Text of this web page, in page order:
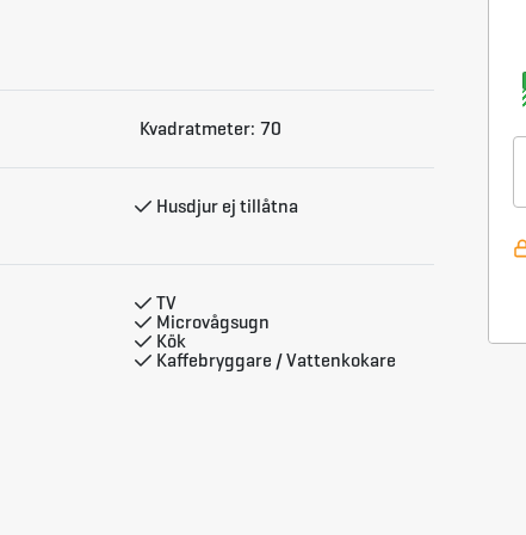
väljer hur länge ni vill ladda er el-bil eller
Kvadratmeter: 70
Husdjur ej tillåtna
TV
Microvågsugn
Kök
Kaffebryggare / Vattenkokare